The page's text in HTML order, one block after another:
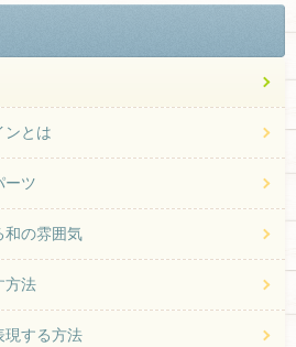
ンとは
ーツ
和の雰囲気
方法
現する方法